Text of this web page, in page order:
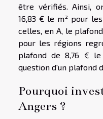
être vérifiés. Ainsi,
16,83 € le m² pour
celles, en A, le
pour les régions
plafond de 8,76 € le
question d'un plafond
Pourquoi
Angers ?